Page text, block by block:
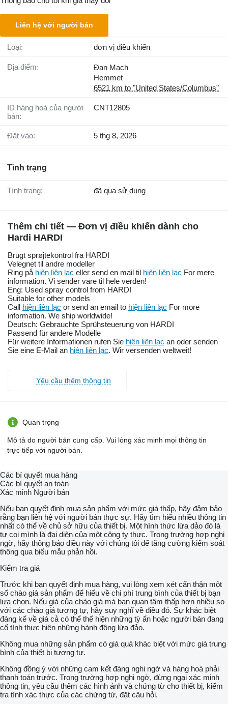
Liên hệ với người bán
Loại: đơn vị điều khiển
Địa điểm:
Đan Mạch
Hemmet
6521 km to "United States/Columbus"
ID hàng hoá của người
bán:
CNT12805
Đặt vào: 5 thg 8, 2026
Tình trạng
Tình trạng: đã qua sử dụng
Thêm chi tiết — Đơn vị điều khiển dành cho
Hardi HARDI
Brugt sprøjtekontrol fra HARDI
Velegnet til andre modeller
Ring på hiện liên lạc eller send en mail til hiện liên lạc For mere
information. Vi sender vare til hele verden!
Eng: Used spray control from HARDI
Suitable for other models
Call hiện liên lạc or send an email to hiện liên lạc For more
information. We ship worldwide!
Deutsch: Gebrauchte Sprühsteuerung von HARDI
Passend für andere Modelle
Für weitere Informationen rufen Sie hiện liên lạc an oder senden
Sie eine E-Mail an hiện liên lạc. Wir versenden weltweit!
Yêu cầu thêm thông tin
Quan trọng
Mô tả do người bán cung cấp. Vui lòng xác minh mọi thông tin
trực tiếp với người bán.
Các bí quyết mua hàng
Các bí quyết an toàn
Xác minh Người bán
Nếu bạn quyết định mua sản phẩm với mức giá thấp, hãy đảm bảo
rằng bạn liên hệ với người bán thực sự. Hãy tìm hiểu nhiều thông tin
nhất có thể về chủ sở hữu của thiết bị. Một hình thức lừa dảo đó là
tự coi mình là đại diện của một công ty thực. Trong trường hợp nghi
ngờ, hãy thông báo điều này với chúng tôi để tăng cường kiểm soát
thông qua biểu mẫu phản hồi.
Kiểm tra giá
Trước khi bạn quyết định mua hàng, vui lòng xem xét cẩn thận một
số chào giá sản phẩm để hiểu về chi phí trung bình của thiết bị bạn
lựa chọn. Nếu giá của chào giá mà bạn quan tâm thấp hơn nhiều so
với các chào giá tương tự, hãy suy nghĩ về điều đó. Sự khác biệt
đáng kể về giá cả có thể thể hiện những tỳ ẩn hoặc người bán đang
cố tình thực hiện những hành động lừa đảo.
Không mua những sản phẩm có giá quá khác biệt với mức giá trung
bình của thiết bị tương tự.
Không đồng ý với những cam kết đáng nghi ngờ và hàng hoá phải
thanh toán trước. Trong trường hợp nghi ngờ, đừng ngại xác minh
thông tin, yêu cầu thêm các hình ảnh và chứng từ cho thiết bị, kiểm
tra tính xác thực của các chứng từ, đặt câu hỏi.